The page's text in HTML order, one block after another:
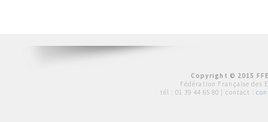
Copyright © 2015
Fédération Française des
tél : 01 39 44 65 80 | contact :